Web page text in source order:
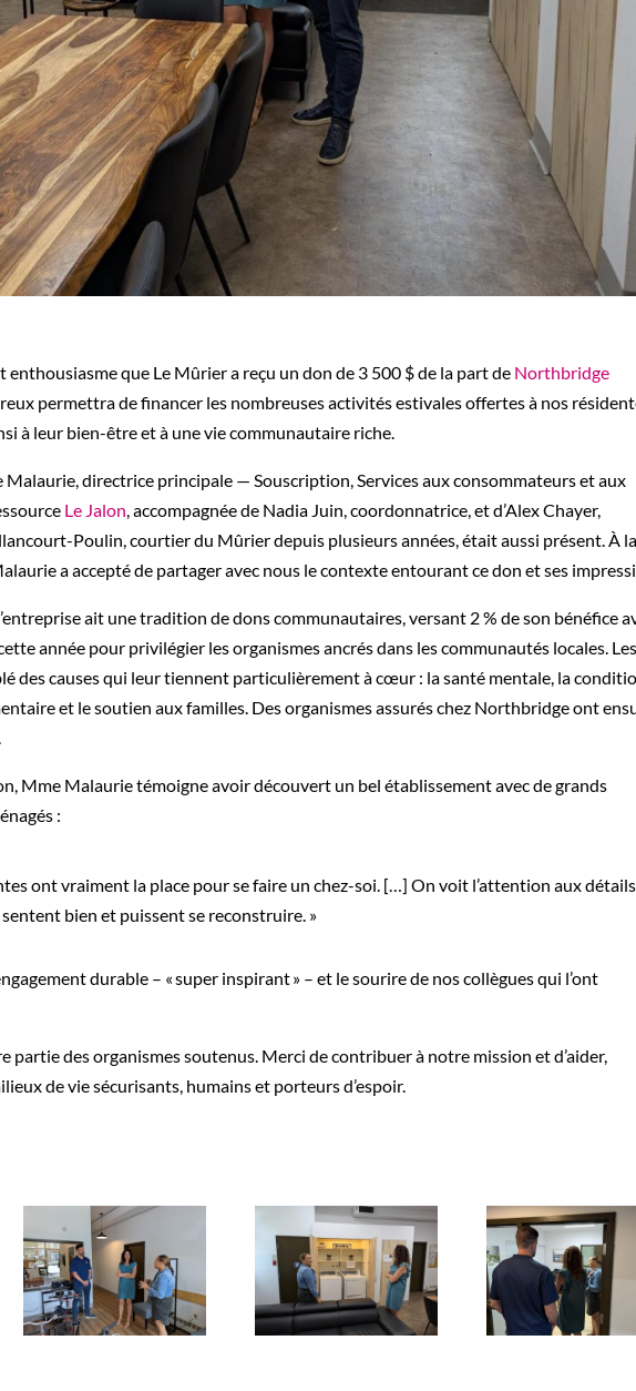
enthousiasme que Le Mûrier a reçu un don de 3 500 $ de la part de Northbridge
permettra de financer les nombreuses activités estivales offertes à nos
à leur bien-être et à une vie communautaire riche.
directrice principale — Souscription, Services aux consommateurs et aux
Le Jalon , accompagnée de Nadia Juin, coordonnatrice, et d’Alex Chayer,
Poulin, courtier du Mûrier depuis plusieurs années, était aussi présent. À la
a accepté de partager avec nous le contexte entourant ce don et ses
ait une tradition de dons communautaires, versant 2 % de son bénéfice
année pour privilégier les organismes ancrés dans les communautés locales. Les
des causes qui leur tiennent particulièrement à cœur : la santé mentale, la
et le soutien aux familles. Des organismes assurés chez Northbridge ont
Mme Malaurie témoigne avoir découvert un bel établissement avec de grands
:
ont vraiment la place pour se faire un chez-soi. […] On voit l’attention aux détails
bien et puissent se reconstruire. »
durable – « super inspirant » – et le sourire de nos collègues qui l’ont
partie des organismes soutenus. Merci de contribuer à notre mission et d’aider,
de vie sécurisants, humains et porteurs d’espoir.